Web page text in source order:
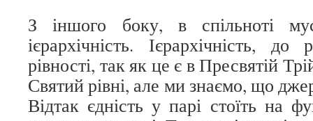
З іншого боку, в спільноті
ієрархічність. Ієрархічність,
рівності, так як це є в Пресвятій
Святий рівні, але ми знаємо, що
Відтак єдність у парі стоїть на